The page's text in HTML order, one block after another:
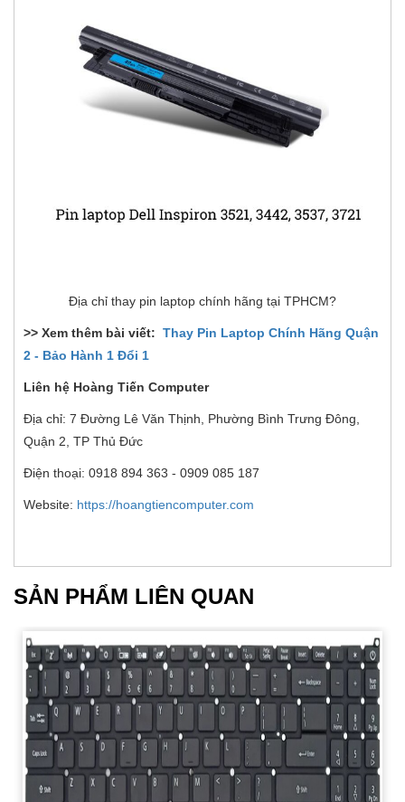
Địa chỉ thay pin laptop chính hãng tại TPHCM?
>> Xem thêm bài viết: Thay Pin Laptop Chính Hãng Quận
2 - Bảo Hành 1 Đổi 1
Liên hệ Hoàng Tiến Computer
Địa chỉ: 7 Đường Lê Văn Thịnh, Phường Bình Trưng Đông,
Quận 2, TP Thủ Đức
Điện thoại: 0918 894 363 - 0909 085 187
Website: https://hoangtiencomputer.com
SẢN PHẨM LIÊN QUAN